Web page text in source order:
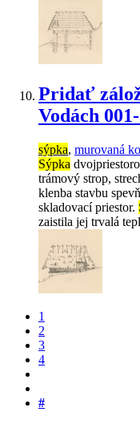
Pridať
Vodách
sýpka, murovaná
Sýpka
trámový strop,
klenba stavbu
skladovací priestor.
zaistila jej trvalá
1
2
3
4
#